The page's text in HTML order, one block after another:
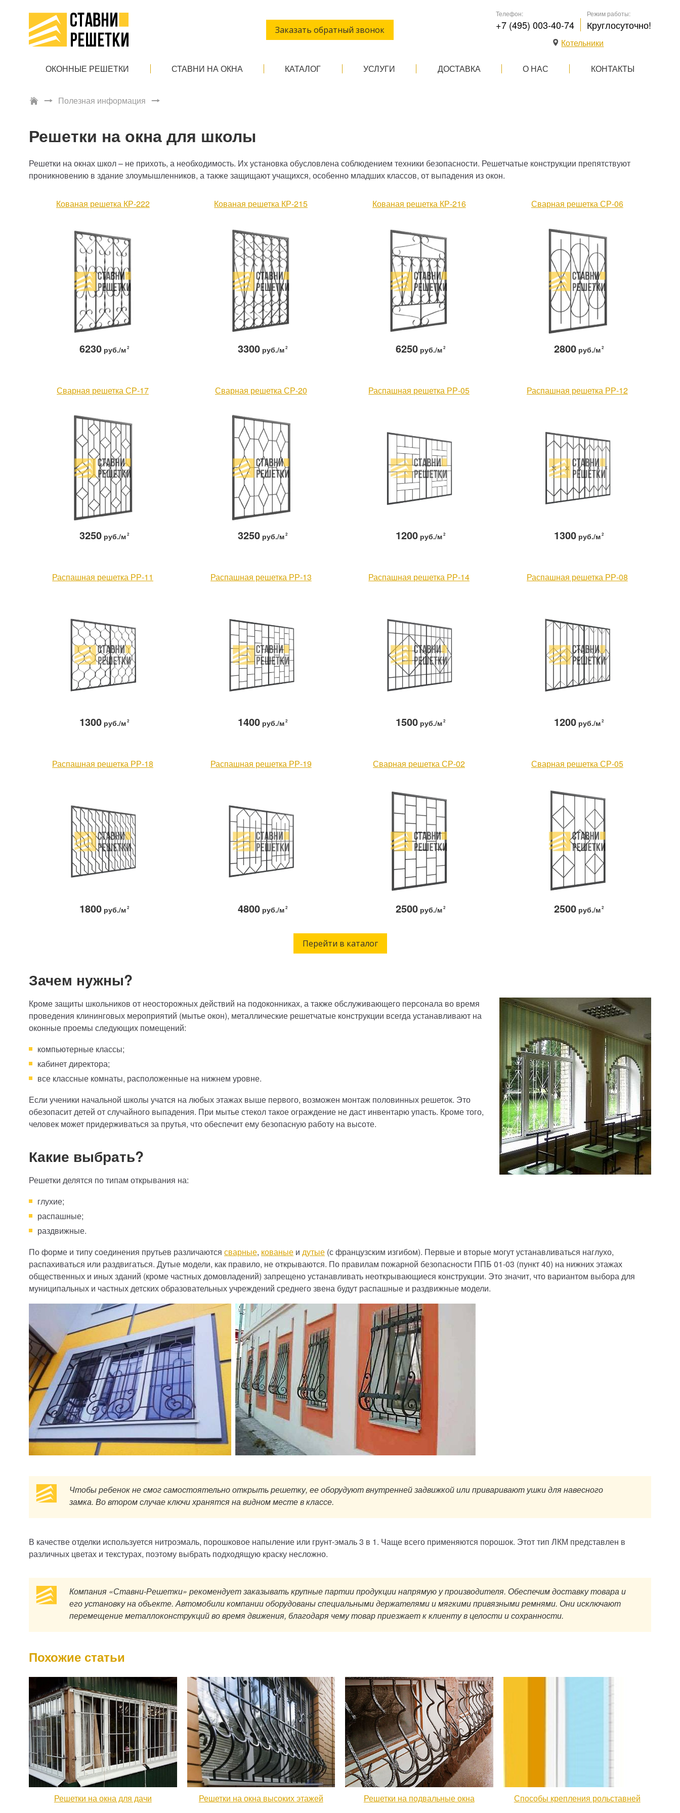
Заказать обратный звонок
Телефон:
+7 (495) 003-40-74
Режим работы:
Круглосуточно!
Котельники
ОКОННЫЕ РЕШЕТКИ СТАВНИ НА ОКНА КАТАЛОГ УСЛУГИ ДОСТАВКА О НАС КОНТАКТЫ
Полезная информация
Решетки на окна для школы
Решетки на окнах школ – не прихоть, а необходимость. Их установка обусловлена соблюдением техники безопасности. Решетчатые конструкции препятствуют
проникновению в здание злоумышленников, а также защищают учащихся, особенно младших классов, от выпадения из окон.
Кованая решетка КР-222
6230 руб./м 2
Кованая решетка КР-215
3300 руб./м 2
Кованая решетка КР-216
6250 руб./м 2
Сварная решетка СР-06
2800 руб./м 2
Сварная решетка СР-17
3250 руб./м 2
Сварная решетка СР-20
3250 руб./м 2
Распашная решетка РР-05
1200 руб./м 2
Распашная решетка РР-12
1300 руб./м 2
Распашная решетка РР-11
1300 руб./м 2
Распашная решетка РР-13
1400 руб./м 2
Распашная решетка РР-14
1500 руб./м 2
Распашная решетка РР-08
1200 руб./м 2
Распашная решетка РР-18
1800 руб./м 2
Распашная решетка РР-19
4800 руб./м 2
Сварная решетка СР-02
2500 руб./м 2
Сварная решетка СР-05
2500 руб./м 2
Перейти в каталог
Зачем нужны?
Кроме защиты школьников от неосторожных действий на подоконниках, а также обслуживающего персонала во время
проведения клининговых мероприятий (мытье окон), металлические решетчатые конструкции всегда устанавливают на
оконные проемы следующих помещений:
компьютерные классы;
кабинет директора;
все классные комнаты, расположенные на нижнем уровне.
Если ученики начальной школы учатся на любых этажах выше первого, возможен монтаж половинных решеток. Это
обезопасит детей от случайного выпадения. При мытье стекол такое ограждение не даст инвентарю упасть. Кроме того,
человек может придерживаться за прутья, что обеспечит ему безопасную работу на высоте.
Какие выбрать?
Решетки делятся по типам открывания на:
глухие;
распашные;
раздвижные.
По форме и типу соединения прутьев различаются сварные, кованые и дутые (с французским изгибом). Первые и вторые могут устанавливаться наглухо,
распахиваться или раздвигаться. Дутые модели, как правило, не открываются. По правилам пожарной безопасности ППБ 01-03 (пункт 40) на нижних этажах
общественных и иных зданий (кроме частных домовладений) запрещено устанавливать неоткрывающиеся конструкции. Это значит, что вариантом выбора для
муниципальных и частных детских образовательных учреждений среднего звена будут распашные и раздвижные модели.
Чтобы ребенок не смог самостоятельно открыть решетку, ее оборудуют внутренней задвижкой или приваривают ушки для навесного
замка. Во втором случае ключи хранятся на видном месте в классе.
В качестве отделки используется нитроэмаль, порошковое напыление или грунт-эмаль 3 в 1. Чаще всего применяются порошок. Этот тип ЛКМ представлен в
различных цветах и текстурах, поэтому выбрать подходящую краску несложно.
Компания «Ставни-Решетки» рекомендует заказывать крупные партии продукции напрямую у производителя. Обеспечим доставку товара и
его установку на объекте. Автомобили компании оборудованы специальными держателями и мягкими привязными ремнями. Они исключают
перемещение металлоконструкций во время движения, благодаря чему товар приезжает к клиенту в целости и сохранности.
Похожие статьи
Решетки на окна для дачи Решетки на окна высоких этажей Решетки на подвальные окна Способы крепления рольставней